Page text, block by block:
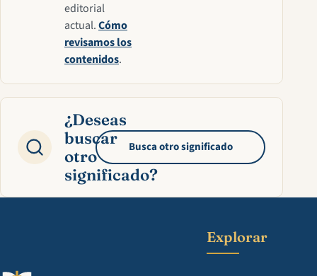
editorial
actual.Cómo
revisamos los
contenidos.
¿Deseas
buscar
otro
significado?
Busca otro significado
Explorar